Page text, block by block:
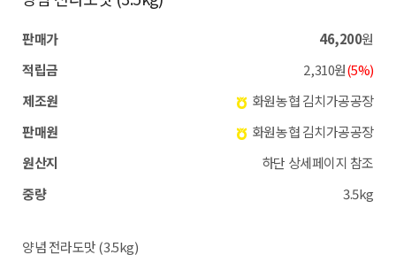
판매가 46,200원
적립금
2,310원(5%)
제조원
화원농협 김치가공공장
판매원
화원농협 김치가공공장
원산지
하단 상세페이지 참조
중량
3.5kg
양념 전라도맛 (3.5kg)